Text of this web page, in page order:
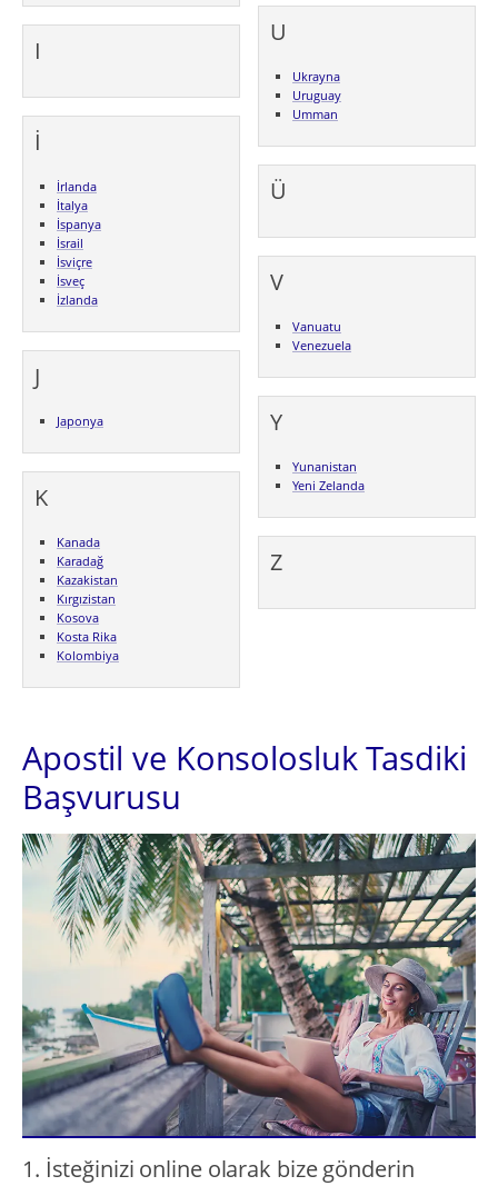
I
İ
İrlanda
İtalya
İspanya
İsrail
İsviçre
İsveç
İzlanda
J
Japonya
K
Kanada
Karadağ
Kazakistan
Kırgızistan
Kosova
Kosta Rika
Kolombiya
U
Ukrayna
Uruguay
Umman
Ü
V
Vanuatu
Venezuela
Y
Yunanistan
Yeni Zelanda
Z
Apostil ve Konsolosluk Tasdiki
Başvurusu
1. İsteğinizi online olarak bize gönderin